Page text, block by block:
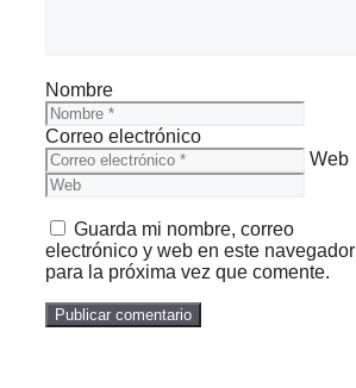
Nombre
Correo electrónico
Web
Guarda mi nombre, correo
electrónico y web en este navegador
para la próxima vez que comente.